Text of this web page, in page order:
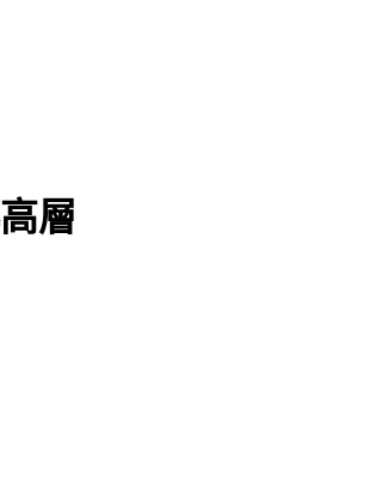
層